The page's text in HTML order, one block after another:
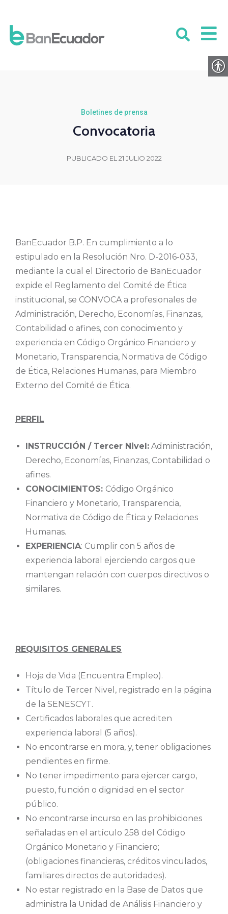
Boletines de prensa
Convocatoria
PUBLICADO EL 21 JULIO 2022
BanEcuador B.P. En cumplimiento a lo
estipulado en la Resolución Nro. D-2016-033,
mediante la cual el Directorio de BanEcuador
expide el Reglamento del Comité de Ética
institucional, se CONVOCA a profesionales de
Administración, Derecho, Economías, Finanzas,
Contabilidad o afines, con conocimiento y
experiencia en Código Orgánico Financiero y
Monetario, Transparencia, Normativa de Código
de Ética, Relaciones Humanas, para Miembro
Externo del Comité de Ética.
PERFIL
INSTRUCCIÓN / Tercer Nivel: Administración,
Derecho, Economías, Finanzas, Contabilidad o
afines.
CONOCIMIENTOS: Código Orgánico
Financiero y Monetario, Transparencia,
Normativa de Código de Ética y Relaciones
Humanas.
EXPERIENCIA: Cumplir con 5 años de
experiencia laboral ejerciendo cargos que
mantengan relación con cuerpos directivos o
similares.
REQUISITOS GENERALES
Hoja de Vida (Encuentra Empleo).
Título de Tercer Nivel, registrado en la página
de la SENESCYT.
Certificados laborales que acrediten
experiencia laboral (5 años).
No encontrarse en mora, y, tener obligaciones
pendientes en firme.
No tener impedimento para ejercer cargo,
puesto, función o dignidad en el sector
público.
No encontrarse incurso en las prohibiciones
señaladas en el artículo 258 del Código
Orgánico Monetario y Financiero;
(obligaciones financieras, créditos vinculados,
familiares directos de autoridades).
No estar registrado en la Base de Datos que
administra la Unidad de Análisis Financiero y